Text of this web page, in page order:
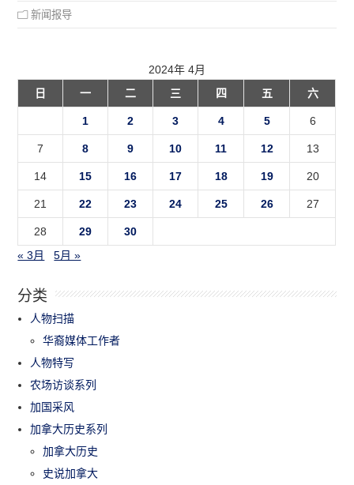
新闻报导
2024年 4月
日
一 二 三 四 五 六
1 2 3 4 5 6
7 8 9 10 11 12 13
14 15 16 17 18 19 20
21 22 23 24 25 26 27
28 29
30
« 3月
5月 »
分类
人物扫描
华裔媒体工作者
人物特写
农场访谈系列
加国采风
加拿大历史系列
加拿大历史
史说加拿大